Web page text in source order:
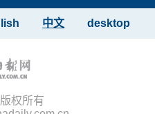
desktop
中文
权所有